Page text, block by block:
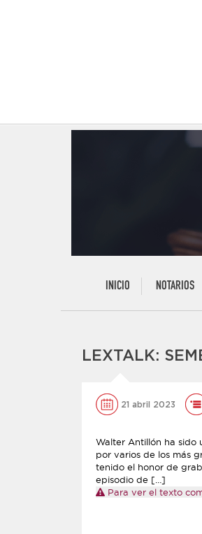
INICIO NOTARIOS
LEXTALK:
21 abril 2023
Walter Antillón ha sido
por varios de los más
tenido el honor de
episodio de […]
Para ver el texto